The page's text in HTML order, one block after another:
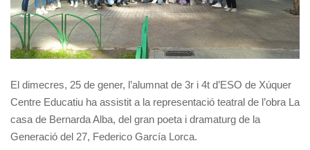
El dimecres, 25 de gener, l’alumnat de 3r i 4t d’ESO de Xúquer
Centre Educatiu ha assistit a la representació teatral de l’obra La
casa de Bernarda Alba, del gran poeta i dramaturg de la
Generació del 27, Federico García Lorca.